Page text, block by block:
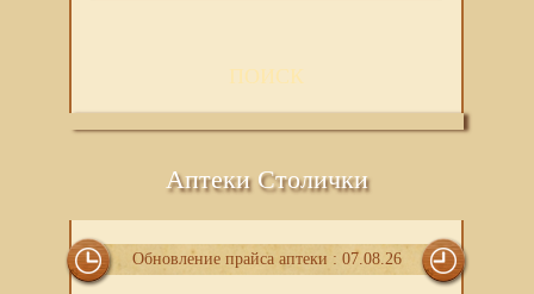
ПОИСК
Аптеки Столички
Обновление прайса аптеки : 07.08.26